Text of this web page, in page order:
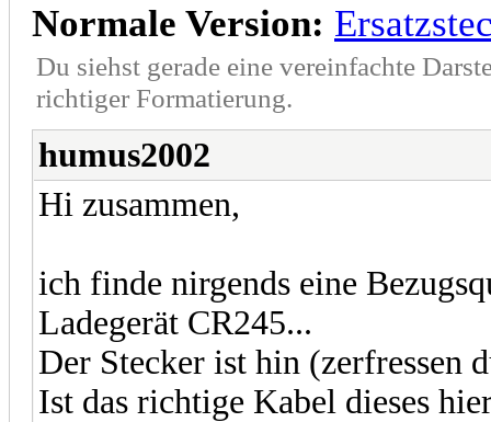
Normale Version:
Du siehst gerade eine vereinfachte
richtiger Formatierung.
humus2002
Hi zusammen,
ich finde nirgends eine
Ladegerät CR245...
Der Stecker ist hin (zerfressen
Ist das richtige Kabel dieses